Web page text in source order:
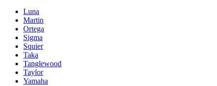
Luna
Martin
Ortega
Sigma
Squier
Taka
Tanglewood
Taylor
Yamaha